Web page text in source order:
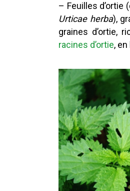
– Feuilles d’ortie
Urticae herba),
graines d’ortie,
racines d’ortie, en